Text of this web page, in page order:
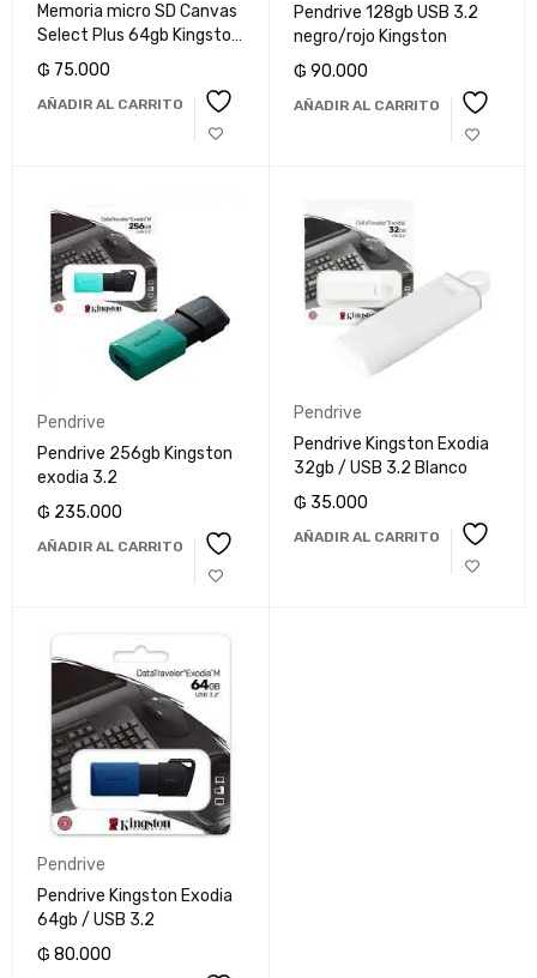
Memoria micro SD Canvas
Select Plus 64gb Kingston
V10
₲ 75.000
AÑADIR AL CARRITO
Pendrive 128gb USB 3.2
negro/rojo Kingston
₲ 90.000
AÑADIR AL CARRITO
Pendrive
Pendrive 256gb Kingston
exodia 3.2
₲ 235.000
AÑADIR AL CARRITO
Pendrive
Pendrive Kingston Exodia
32gb / USB 3.2 Blanco
₲ 35.000
AÑADIR AL CARRITO
Pendrive
Pendrive Kingston Exodia
64gb / USB 3.2
₲ 80.000